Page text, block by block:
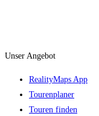
Unser Angebot
RealityMaps App
Tourenplaner
Touren finden